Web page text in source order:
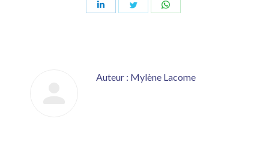
Partager Partager
Auteur : Mylène Lacome